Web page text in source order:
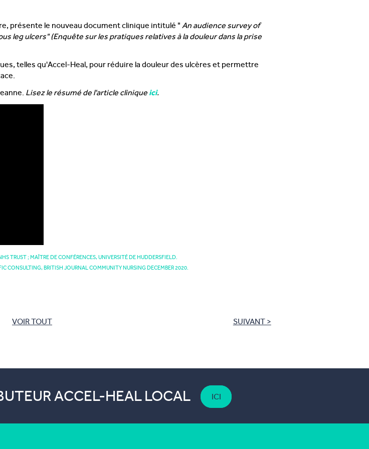
présente le nouveau document clinique intitulé "An audience survey of
leg ulcers" (Enquête sur les pratiques relatives à la douleur dans la prise
telles qu'Accel-Heal, pour réduire la douleur des ulcères et permettre
Lisez le résumé de l'article clinique ici.
TRUST ; MAÎTRE DE CONFÉRENCES, UNIVERSITÉ DE HUDDERSFIELD.
CONSULTING, BRITISH JOURNAL COMMUNITY NURSING DECEMBER 2020.
VOIR TOUT SUIVANT >
ACCEL-HEAL LOCAL ICI